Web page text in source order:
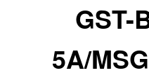
GST-
5A/